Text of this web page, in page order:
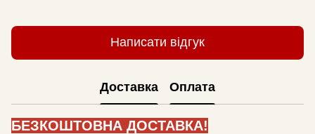
Написати відгук
Доставка Оплата
БЕЗКОШТОВНА ДОСТАВКА!